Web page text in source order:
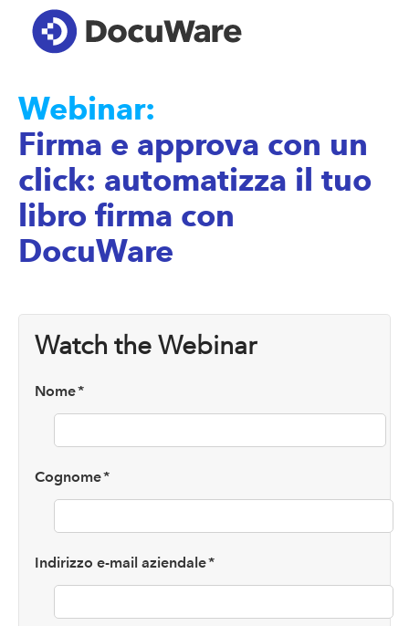
Webinar:
Firma e approva con un
click: automatizza il tuo
libro firma con
DocuWare
Watch the Webinar
Nome*
Cognome*
Indirizzo e-mail aziendale*